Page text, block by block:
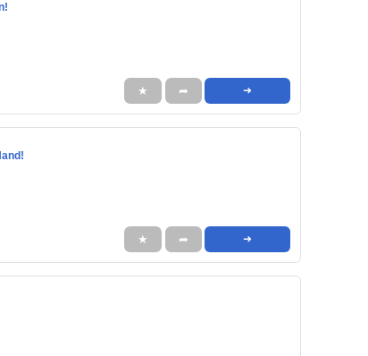
★ ➦ ➜
★ ➦ ➜